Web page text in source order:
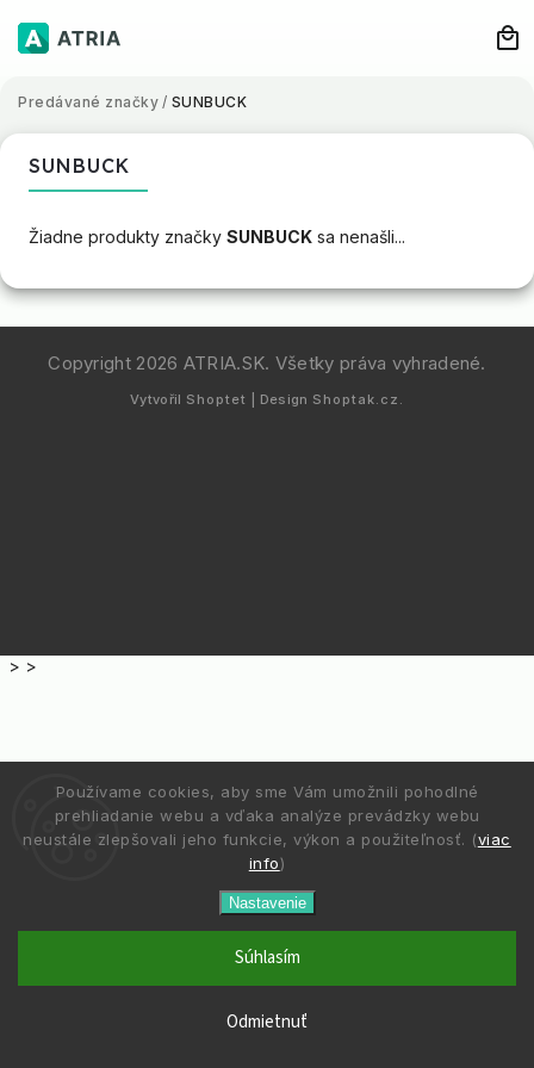
Používame cookies, aby sme Vám umožnili pohodlné
prehliadanie webu a vďaka analýze prevádzky webu
neustále zlepšovali jeho funkcie, výkon a použiteľnosť. (viac
info)
Nastavenie
Odmietnuť
Súhlasím
Predávané značky / SUNBUCK
SUNBUCK
Žiadne produkty značky SUNBUCK sa nenašli...
Copyright 2026 ATRIA.SK. Všetky práva vyhradené.
Vytvořil Shoptet | Design Shoptak.cz.
> >